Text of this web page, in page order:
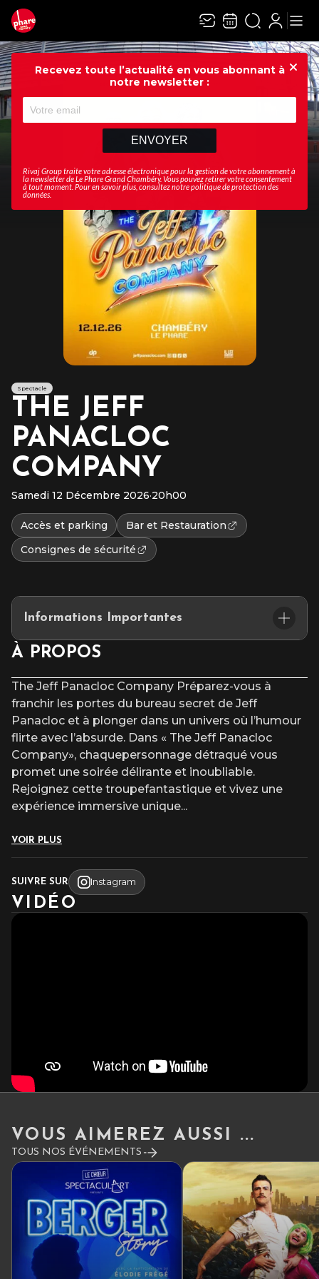
Recevez toute l’actualité en vous abonnant à
notre newsletter :
ENVOYER
Rivaj Group traite votre adresse électronique pour la gestion de votre abonnement à
la newsletter deLe Phare Grand Chambéry. Vous pouvez retirer votre consentement
à tout moment. Pour en savoir plus, consultez notrepolitique de protection des
données
Spectacle
THE JEFF
PANACLOC
COMPANY
Samedi 12 Décembre 2026·20h00
Accès et parking
Bar et Restauration
Consignes de sécurité
Informations Importantes
Placement numéroté assis
après l’heure du début du spectacle.
À PROPOS
The Jeff Panacloc Company Préparez-vous à
franchir les portes du bureau secret de Jeff
Panacloc et à plonger dans un univers où l’humour
flirte avec l’absurde. Dans « The Jeff Panacloc
Company», chaquepersonnage détraqué vous
promet une soirée délirante et inoubliable.
Rejoignez cette troupefantastique et vivez une
expérience immersive unique...
VOIR PLUS
SUIVRE SUR Instagram
VIDÉO
VOUS AIMEREZ AUSSI ...
TOUS NOS ÉVÉNEMENTS